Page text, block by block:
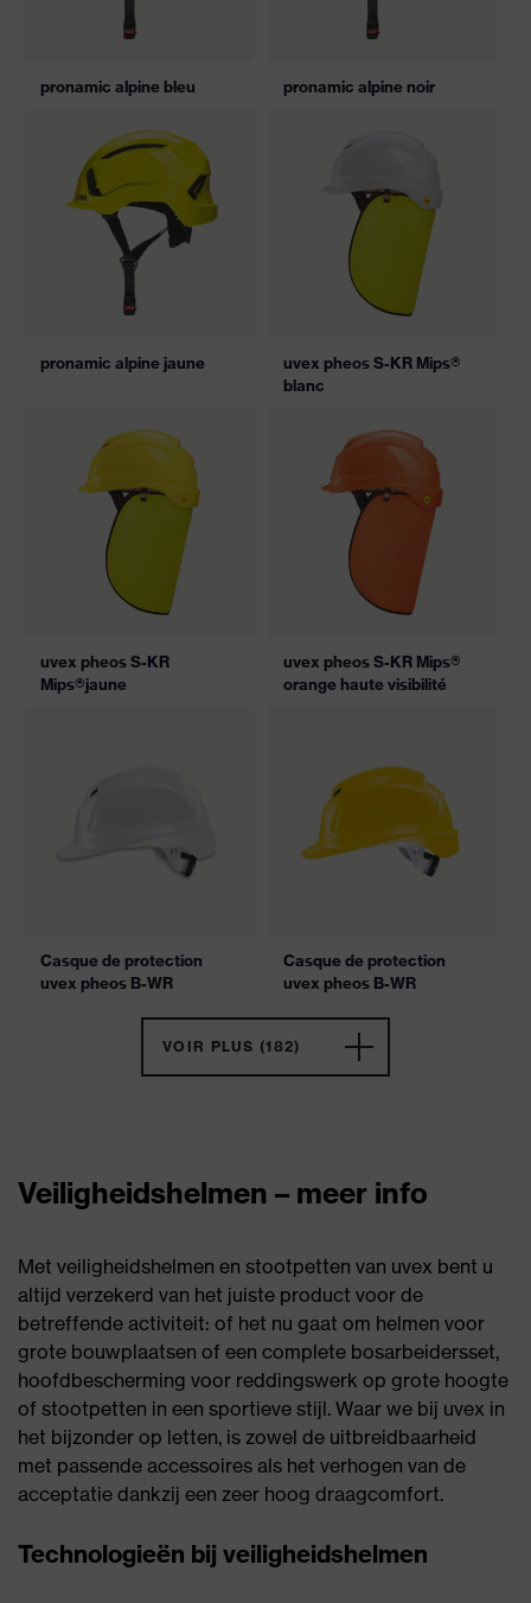
pronamic alpine bleu pronamic alpine noir
pronamic alpine jaune
uvex pheos S-KR Mips®
blanc
uvex pheos S-KR
Mips®jaune
uvex pheos S-KR Mips®
orange haute visibilité
Casque de protection
uvex pheos B-WR
Casque de protection
uvex pheos B-WR
VOIR PLUS (182)
Veiligheidshelmen – meer info
Met veiligheidshelmen en stootpetten van uvex bent u
altijd verzekerd van het juiste product voor de
betreffende activiteit: of het nu gaat om helmen voor
grote bouwplaatsen of een complete bosarbeidersset,
hoofdbescherming voor reddingswerk op grote hoogte
of stootpetten in een sportieve stijl. Waar we bij uvex in
het bijzonder op letten, is zowel de uitbreidbaarheid
met passende accessoires als het verhogen van de
acceptatie dankzij een zeer hoog draagcomfort.
Technologieën bij veiligheidshelmen